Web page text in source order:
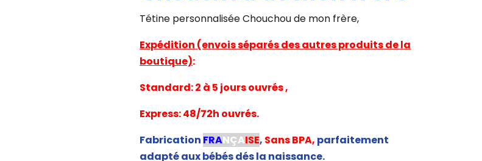
Tétine personnalisée Chouchou de mon frère,
Expédition (envois séparés des autres produits de la
boutique):
Standard: 2 à 5 jours ouvrés ,
Express: 48/72h ouvrés.
Fabrication FRANÇAISE, Sans BPA, parfaitement
adapté aux bébés dés la naissance.